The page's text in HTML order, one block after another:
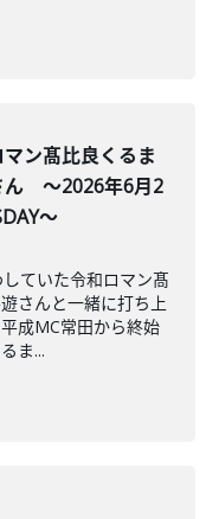
ン髙比良くるま
ん ～2026年6月2
～
ていた令和ロマン髙
さんと一緒に打ち上
成MC常田から終始
ま...